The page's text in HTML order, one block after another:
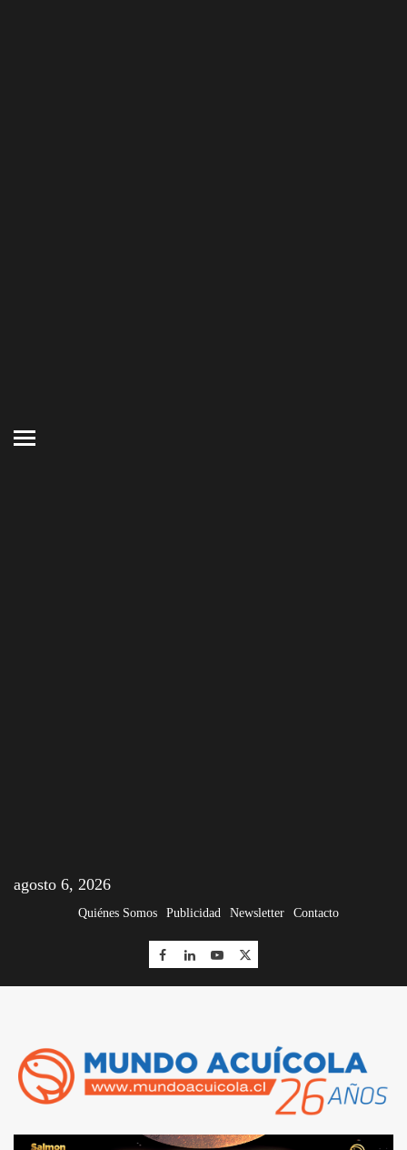
agosto 6, 2026
Quiénes Somos Publicidad Newsletter Contacto